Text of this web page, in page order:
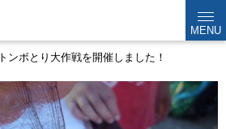
MENU
トンボとり大作戦を開催しました！